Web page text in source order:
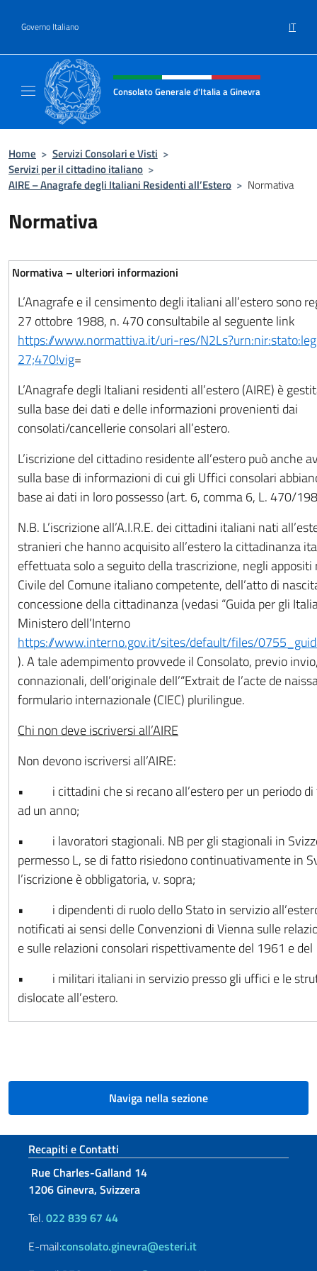
Governo Italiano IT
Intestazione sito, social e menù
Consolato Generale d'Italia a Ginevra
Home > Servizi Consolari e Visti >
Servizi per il cittadino italiano >
AIRE – Anagrafe degli Italiani Residenti all’Estero > Normativa
Normativa
Normativa – ulteriori informazioni
L’Anagrafe e il censimento degli italiani all’estero sono
27 ottobre 1988, n. 470 consultabile al seguente link
https://www.normattiva.it/uri-res/
27;470!vig=
L’Anagrafe degli Italiani residenti all’estero (AIRE) è
sulla base dei dati e delle informazioni provenienti dai
consolati/cancellerie consolari all’estero.
L’iscrizione del cittadino residente all’estero può anche
sulla base di informazioni di cui gli Uffici consolari
base ai dati in loro possesso (art. 6, comma 6, L. 470/
N.B. L’iscrizione all’A.I.R.E. dei cittadini italiani nati
stranieri che hanno acquisito all’estero la cittadinanza
effettuata solo a seguito della trascrizione, negli
Civile del Comune italiano competente, dell’atto di
concessione della cittadinanza (vedasi “Guida per gli
Ministero dell’Interno
https://www.interno.gov.it/sites/default/files/
). A tale adempimento provvede il Consolato, previo
connazionali, dell’originale dell’“Extrait de l’acte de
formulario internazionale (CIEC) plurilingue.
Chi non deve iscriversi all’AIRE
Non devono iscriversi all’AIRE:
• i cittadini che si recano all’estero per un periodo di
ad un anno;
• i lavoratori stagionali. NB per gli stagionali in
permesso L, se di fatto risiedono continuativamente in
l’iscrizione è obbligatoria, v. sopra;
• i dipendenti di ruolo dello Stato in servizio
notificati ai sensi delle Convenzioni di Vienna sulle
e sulle relazioni consolari rispettivamente del 1961 e
• i militari italiani in servizio presso gli uffici e le
dislocate all’estero.
Naviga nella sezione
Sezione footer
Recapiti e Contatti
Rue Charles-Galland 14
1206 Ginevra, Svizzera
Tel.022 839 67 44
E-mail:consolato.ginevra@esteri.it